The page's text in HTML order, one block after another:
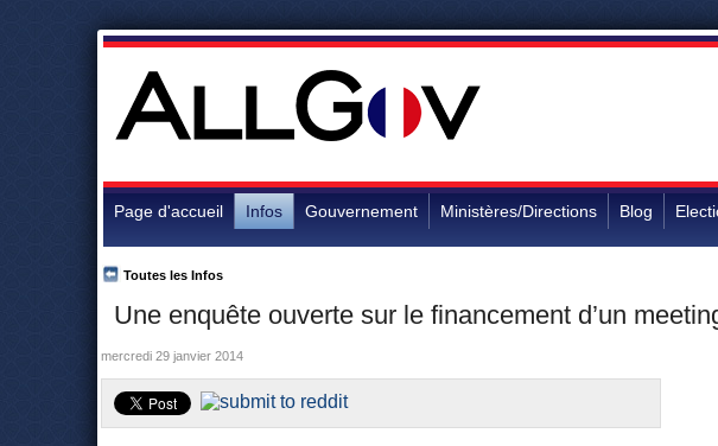
Page d'accueil Infos Gouvernement Ministères/Directions Blog
Une enquête ouverte sur le financement d’un
Toutes les Infos
mercredi 29 janvier 2014